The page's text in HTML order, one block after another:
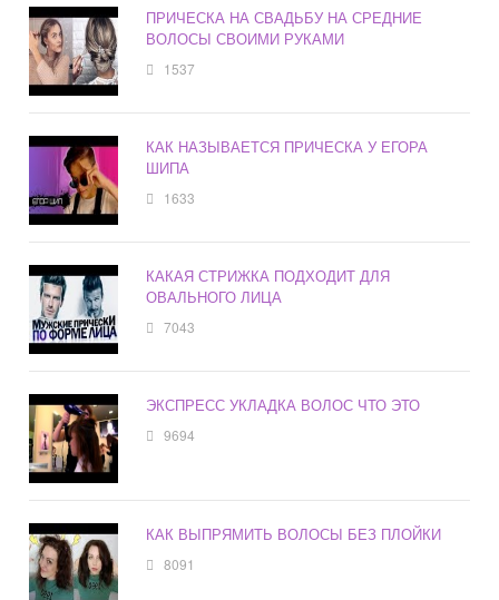
ПРИЧЕСКА НА СВАДЬБУ НА СРЕДНИЕ
ВОЛОСЫ СВОИМИ РУКАМИ
1537
КАК НАЗЫВАЕТСЯ ПРИЧЕСКА У ЕГОРА
ШИПА
1633
КАКАЯ СТРИЖКА ПОДХОДИТ ДЛЯ
ОВАЛЬНОГО ЛИЦА
7043
ЭКСПРЕСС УКЛАДКА ВОЛОС ЧТО ЭТО
9694
КАК ВЫПРЯМИТЬ ВОЛОСЫ БЕЗ ПЛОЙКИ
8091